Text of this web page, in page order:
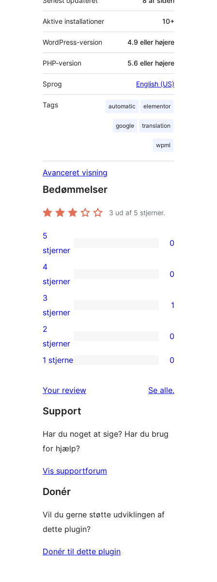
Aktive installationer 10+
WordPress-version 4.9 eller højere
PHP-version 5.6 eller højere
Sprog English (US)
Tags automatic elementor
google translation
wpml
Avanceret visning
Bedømmelser
3 ud af 5 stjerner.
0
5-
stjernet
anmeldelser
5
stjerner
0
0
4-
stjernet
anmeldelser
4
stjerner
0
1
3-
stjernet
anmeldelse
3
stjerner
1
0
2-
anmeldelser
2
stjerner
0
stjernet
anmeldelser
1 stjerne 0
Your review Se alleanmeldelser
.
Support
Har du noget at sige? Har du brug
for hjælp?
Vis supportforum
Donér
Vil du gerne støtte udviklingen af
dette plugin?
Donér til dette plugin